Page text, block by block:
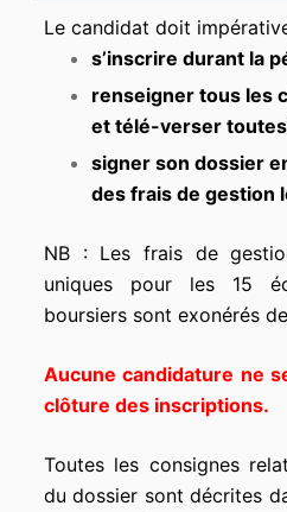
Le candidat doit
s’inscrire durant la
renseigner tous les
et télé-verser
signer son dossier
des frais de gestion
NB : Les frais de
uniques pour les 15
boursiers sont exonérés
Aucune candidature ne
clôture des inscriptions.
Toutes les consignes
du dossier sont décrites